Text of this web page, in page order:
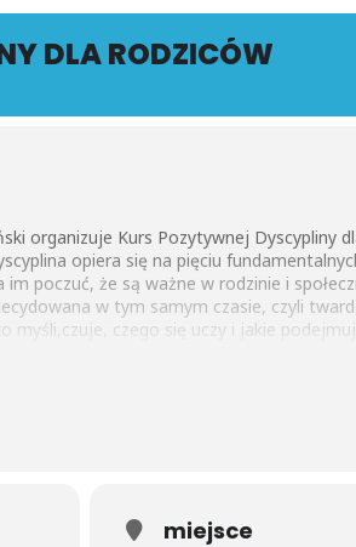
DLA RODZICÓW
organizuje Kurs Pozytywnej Dyscypliny
opiera się na pięciu
poczuć, że są ważne w rodzinie i
w tym samym czasie, czyli
myśli,czuje, czego się uczy i jakie
miejsce